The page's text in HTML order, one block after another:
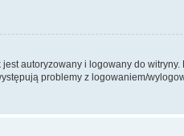
autoryzowany i logowany do
problemy z logowaniem/